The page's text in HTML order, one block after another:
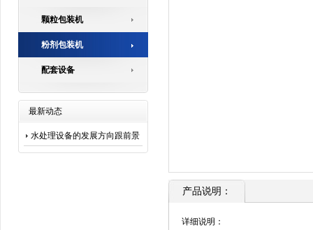
颗粒包装机
粉剂包装机
配套设备
最新动态
水处理设备的发展方向跟前景
产品说明：
详细说明：